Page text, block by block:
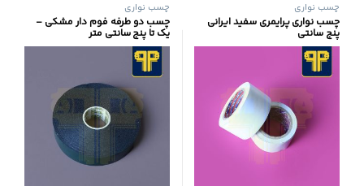
چسب نواری
چسب نواری پرایمری سفید ایرانی
پنج سانتی
چسب نواری
چسب دو طرفه فوم دار مشکی –
یک تا پنج سانتی متر